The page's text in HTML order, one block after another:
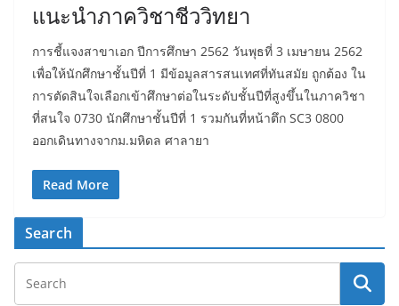
แนะนำภาควิชาชีววิทยา
การชี้แจงสาขาเอก ปีการศึกษา 2562 วันพุธที่ 3 เมษายน 2562
เพื่อให้นักศึกษาชั้นปีที่ 1 มีข้อมูลสารสนเทศที่ทันสมัย ถูกต้อง ใน
การตัดสินใจเลือกเข้าศึกษาต่อในระดับชั้นปีที่สูงขึ้นในภาควิชา
ที่สนใจ 0730 นักศึกษาชั้นปีที่ 1 รวมกันที่หน้าตึก SC3 0800
ออกเดินทางจากม.มหิดล ศาลายา
Read More
Search